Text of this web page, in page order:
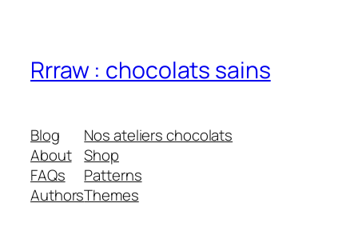
Rrraw : chocolats sains
Blog
About
FAQs
Authors
Nos ateliers chocolats
Shop
Patterns
Themes